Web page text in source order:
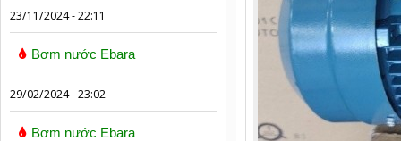
23/11/2024 - 22:11
Bơm nước Ebara
29/02/2024 - 23:02
Bơm nước Ebara